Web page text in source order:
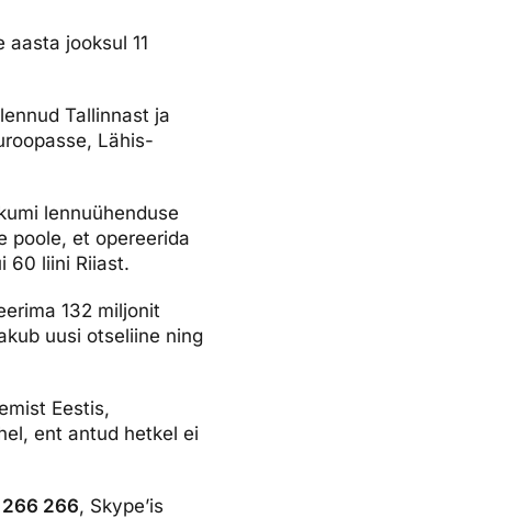
jooksul 11
Tallinnast ja
Lähis-
lennuühenduse
poole, et opereerida
60 liini Riiast.
132 miljonit
uusi otseliine ning
Eestis,
ent antud hetkel ei
266, Skype’is